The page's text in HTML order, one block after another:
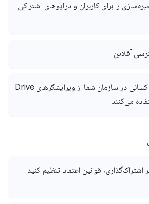
را برای کاربران و درایوهای اشتراکی
آفلاین
مدیریت کنید چه کسانی در سازمان شما از ویرایشگرهای Drive
اشتراک‌گذاری، قوانین اعتماد تنظیم کنید